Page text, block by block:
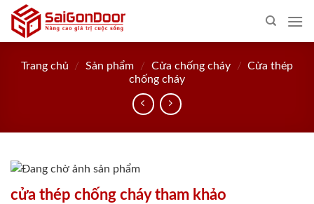
Skip
content
Trang chủ / Sản phẩm / Cửa chống cháy / Cửa thép
chống cháy
cửa thép chống cháy tham khảo